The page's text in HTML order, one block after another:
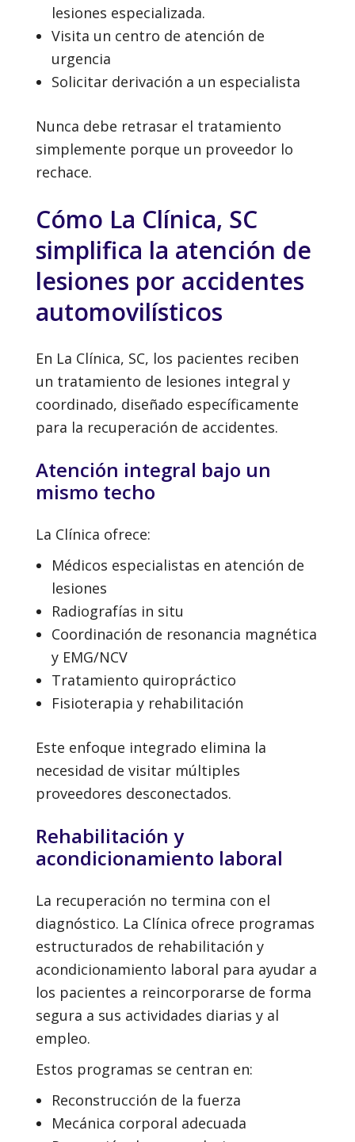
lesiones especializada.
Visita un centro de atención de
urgencia
Solicitar derivación a un especialista
Nunca debe retrasar el tratamiento
simplemente porque un proveedor lo
rechace.
Cómo La Clínica, SC
simplifica la atención de
lesiones por accidentes
automovilísticos
En La Clínica, SC, los pacientes reciben
un tratamiento de lesiones integral y
coordinado, diseñado específicamente
para la recuperación de accidentes.
Atención integral bajo un
mismo techo
La Clínica ofrece:
Médicos especialistas en atención de
lesiones
Radiografías in situ
Coordinación de resonancia magnética
y EMG/NCV
Tratamiento quiropráctico
Fisioterapia y rehabilitación
Este enfoque integrado elimina la
necesidad de visitar múltiples
proveedores desconectados.
Rehabilitación y
acondicionamiento laboral
La recuperación no termina con el
diagnóstico. La Clínica ofrece programas
estructurados de rehabilitación y
acondicionamiento laboral para ayudar a
los pacientes a reincorporarse de forma
segura a sus actividades diarias y al
empleo.
Estos programas se centran en:
Reconstrucción de la fuerza
Mecánica corporal adecuada